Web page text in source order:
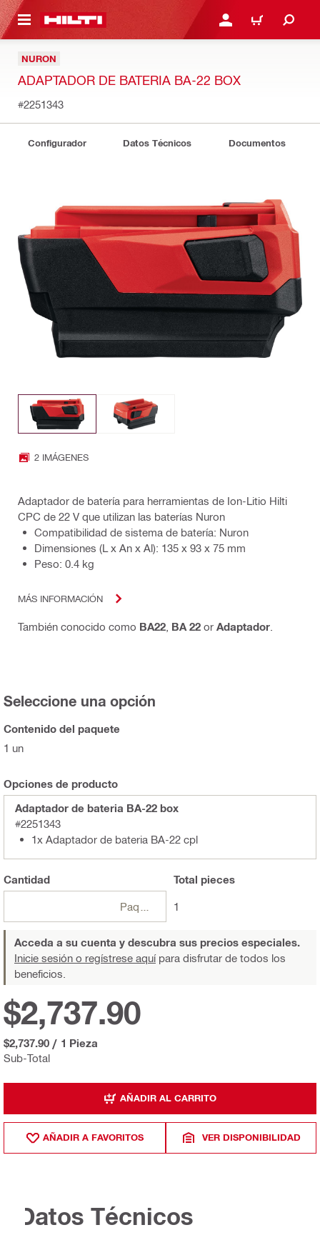
PRINCIPAL INICIE SESIÓN O
CARRITO
NURON
ADAPTADOR DE BATERIA BA-22 BOX
#2251343
Configurador Datos Técnicos Documentos
2 IMÁGENES
Adaptador de batería para herramientas de Ion-Litio Hilti
CPC de 22 V que utilizan las baterías Nuron
Compatibilidad de sistema de batería: Nuron
Dimensiones (L x An x Al): 135 x 93 x 75 mm
Peso: 0.4 kg
MÁS INFORMACIÓN
También conocido como BA22 BA 22 or Adaptador
Seleccione una opción
Contenido del paquete
1 un
Opciones de producto
Adaptador de bateria BA-22 box
#2251343
1x Adaptador de bateria BA-22 cpl
Cantidad Total pieces
1
Acceda a su cuenta y descubra sus precios especiales.
Inicie sesión o regístrese aquípara disfrutar de todos los
beneficios.
Sub-Total
$2,737.90
$2,737.90 / 1 Pieza
AÑADIR AL CARRITO
AÑADIR A FAVORITOS VER DISPONIBILIDAD
Datos Técnicos